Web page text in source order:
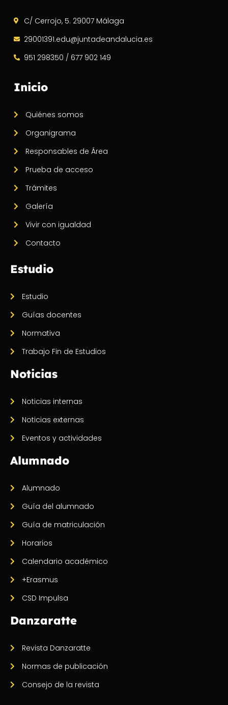
C/ Cerrojo, 5. 29007 Málaga
29001391.edu@juntadeandalucia.es
951 298350 / 677 902 149
Inicio
Quiénes somos
Organigrama
Responsables de Área
Prueba de acceso
Trámites
Galería
Vivir con igualdad
Contacto
Estudio
Estudio
Guías docentes
Normativa
Trabajo Fin de Estudios
Noticias
Noticias internas
Noticias externas
Eventos y actividades
Alumnado
Alumnado
Guía del alumnado
Guía de matriculación
Horarios
Calendario académico
+Erasmus
CSD Impulsa
Danzaratte
Revista Danzaratte
Normas de publicación
Consejo de la revista